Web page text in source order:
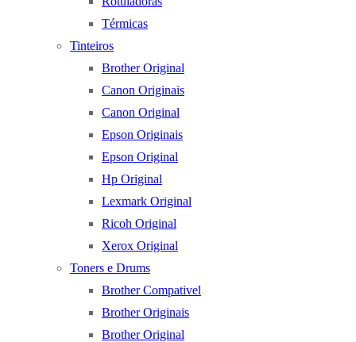
Térmicas
Tinteiros
Brother Original
Canon Originais
Canon Original
Epson Originais
Epson Original
Hp Original
Lexmark Original
Ricoh Original
Xerox Original
Toners e Drums
Brother Compativel
Brother Originais
Brother Original